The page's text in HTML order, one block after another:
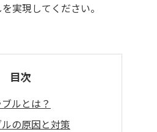
実現してください。
目次
ルとは？
の原因と対策